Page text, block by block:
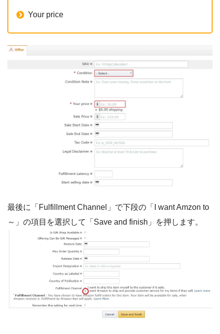
Your price
最後に「Fulfillment Channel」で下段の「I want Amzon to
～」の項目を選択して「Save and finish」を押します。